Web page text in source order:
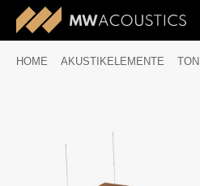
HOME AKUSTIKELEMENTE